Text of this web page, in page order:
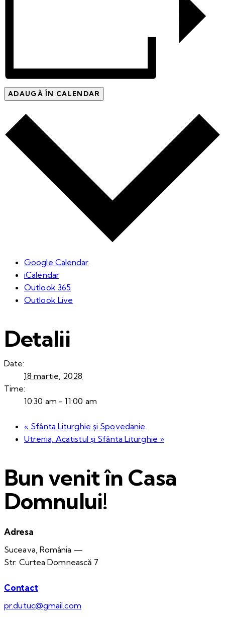
ADAUGĂ ÎN CALENDAR
Google Calendar
iCalendar
Outlook 365
Outlook Live
Detalii
Date:
18 martie, 2028
Time:
10:30 am - 11:00 am
« Sfânta Liturghie și Spovedanie
Utrenia, Acatistul și Sfânta Liturghie »
Bun venit în Casa
Domnului!
Adresa
Suceava, România —
Str. Curtea Domnească 7
Contact
pr.dutuc@gmail.com